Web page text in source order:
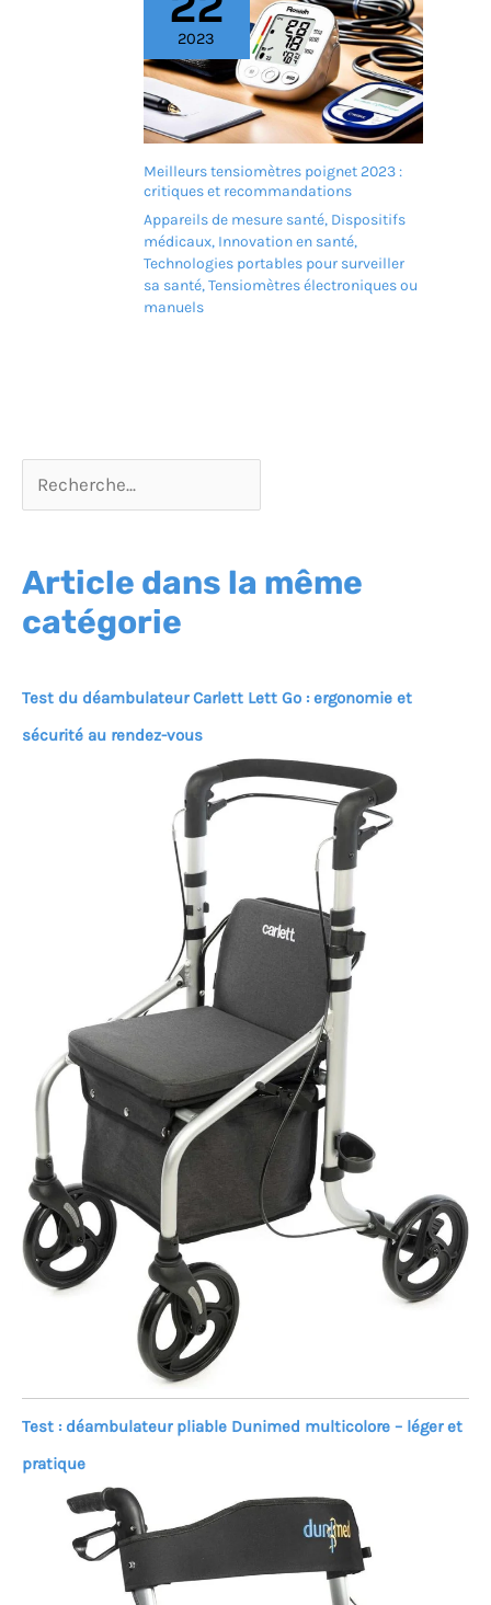
que ce soit à l’intérieur ou
à l’extérieur, avec un effort
minimal. 【Service Après-
Vente Réactif】Nous
proposons un service
après-vente complet pour
vous assurer une
Si vous rencontrez le
moindre problème avec
votre fauteuil roulant
électrique, n’hésitez pas à
nous contacter. Nous vous
répondrons rapidement et
résoudrons vos
2023
Meilleurs tensiomètres poignet 2023 :
critiques et recommandations
Appareils de mesure santé, Dispositifs
médicaux, Innovation en santé,
Technologies portables pour surveiller
sa santé,Tensiomètres électroniques ou
manuels
Article dans la même
catégorie
Test du déambulateur Carlett Lett Go : ergonomie et
sécurité au rendez-vous
Test : déambulateur pliable Dunimed multicolore – léger et
pratique